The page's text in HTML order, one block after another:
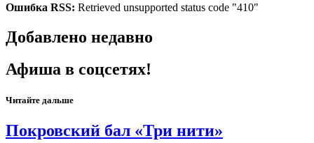
Ошибка RSS: Retrieved unsupported status code "410"
Добавлено недавно
Афиша в соцсетях!
Читайте дальше
Покровский бал «Три нити»